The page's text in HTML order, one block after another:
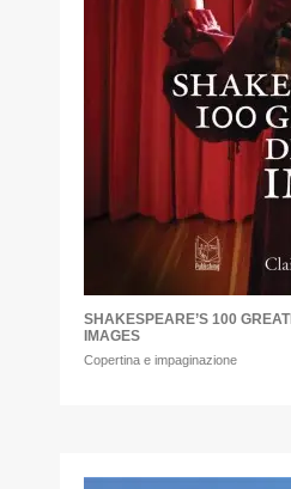
SHAKESPEARE’S 100
IMAGES
Copertina e impaginazione